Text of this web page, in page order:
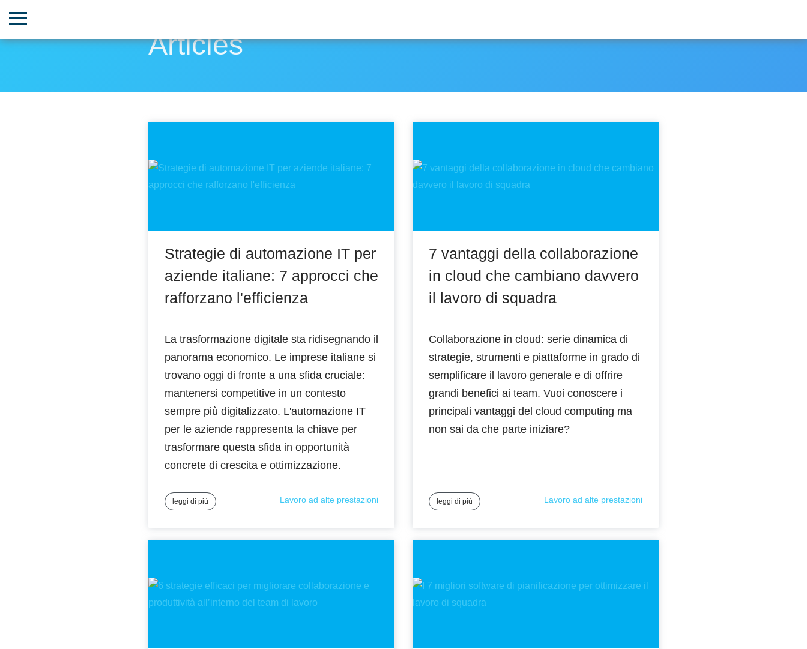
Articles
Strategie di automazione IT per
aziende italiane: 7 approcci che
rafforzano l'efficienza
La trasformazione digitale sta ridisegnando il
panorama economico. Le imprese italiane si
trovano oggi di fronte a una sfida cruciale:
mantenersi competitive in un contesto
sempre più digitalizzato. L'automazione IT
per le aziende rappresenta la chiave per
trasformare questa sfida in opportunità
concrete di crescita e ottimizzazione.
leggi di più Lavoro ad alte prestazioni
7 vantaggi della collaborazione
in cloud che cambiano davvero
il lavoro di squadra
Collaborazione in cloud: serie dinamica di
strategie, strumenti e piattaforme in grado di
semplificare il lavoro generale e di offrire
grandi benefici ai team. Vuoi conoscere i
principali vantaggi del cloud computing ma
non sai da che parte iniziare?
leggi di più Lavoro ad alte prestazioni